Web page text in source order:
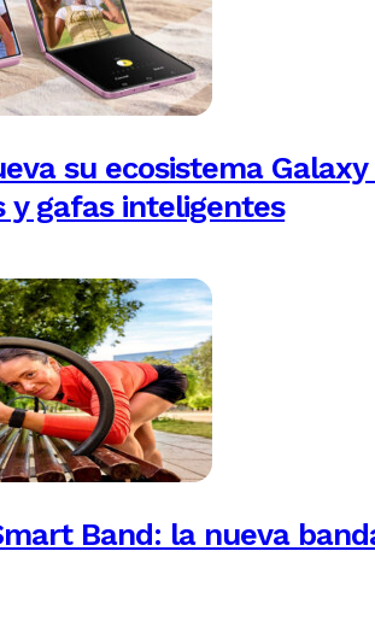
su ecosistema
gafas inteligentes
Band: la nueva